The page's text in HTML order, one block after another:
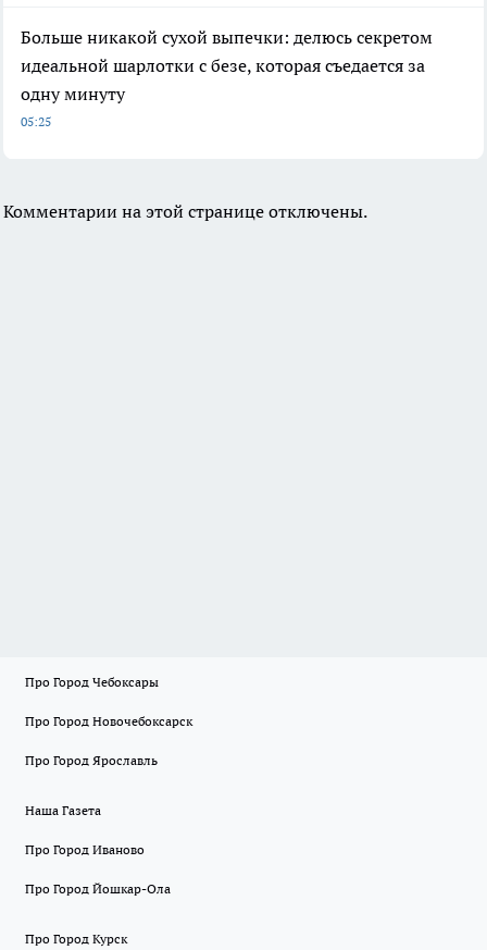
Больше никакой сухой выпечки: делюсь секретом
идеальной шарлотки с безе, которая съедается за
одну минуту
05:25
Комментарии на этой странице отключены.
Про Город Чебоксары
Про Город Новочебоксарск
Про Город Ярославль
Наша Газета
Про Город Иваново
Про Город Йошкар-Ола
Про Город Курск